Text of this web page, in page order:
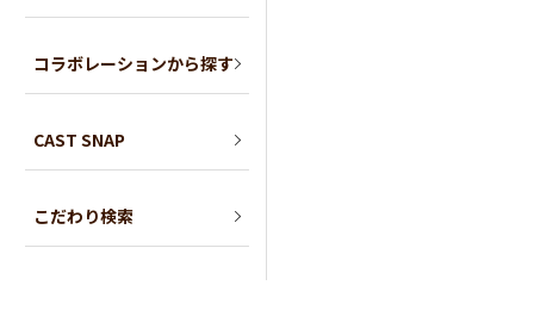
コラボレーションから探す
CAST SNAP
こだわり検索